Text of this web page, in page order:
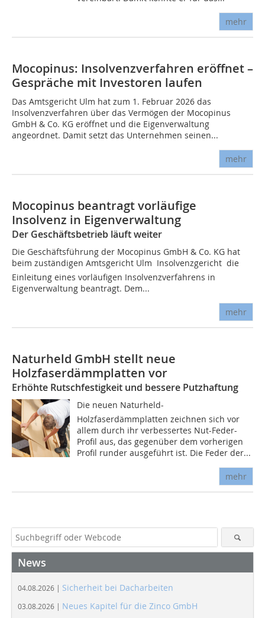
mehr
Mocopinus: Insolvenzverfahren eröffnet –
Gespräche mit Investoren laufen
Das Amtsgericht Ulm hat zum 1. Februar 2026 das
Insolvenzverfahren über das Vermögen der Mocopinus
GmbH & Co. KG eröffnet und die Eigenverwaltung
angeordnet. Damit setzt das Unternehmen seinen...
mehr
Mocopinus beantragt vorläufige
Insolvenz in Eigenverwaltung
Der Geschäftsbetrieb läuft weiter
Die Geschäftsführung der Mocopinus GmbH & Co. KG hat
beim zuständigen Amtsgericht Ulm  Insolvenzgericht  die
Einleitung eines vorläufigen Insolvenzverfahrens in
Eigenverwaltung beantragt. Dem...
mehr
Naturheld GmbH stellt neue
Holzfaserdämmplatten vor
Erhöhte Rutschfestigkeit und bessere Putzhaftung
Die neuen Naturheld-
Holzfaserdämmplatten zeichnen sich vor
allem durch ihr verbessertes Nut-Feder-
Profil aus, das gegenüber dem vorherigen
Profil runder ausgeführt ist. Die Feder der...
mehr
News
04.08.2026 | Sicherheit bei Dacharbeiten
03.08.2026 | Neues Kapitel für die Zinco GmbH